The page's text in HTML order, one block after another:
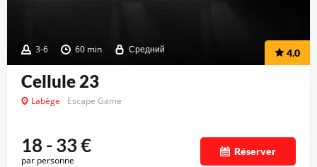
3-6 60 min Средний 4.0
Cellule 23
Labège Escape Game
18 - 33€
par personne
Réserver